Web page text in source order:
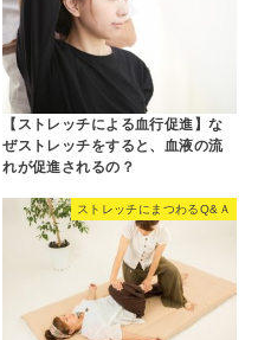
【ストレッチによる血行促進】な
ぜストレッチをすると、血液の流
れが促進されるの？
ストレッチにまつわるQ&Ａ